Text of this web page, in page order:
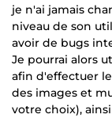
je n'ai jamais
niveau de son
avoir de bugs
Je pourrai alors
afin d'effectuer
des images et
votre choix),